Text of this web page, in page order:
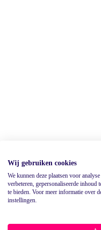
Wij gebruiken cookies
We kunnen deze plaatsen voor
verbeteren, gepersonaliseerde inhoud
te bieden. Voor meer informatie over
instellingen.